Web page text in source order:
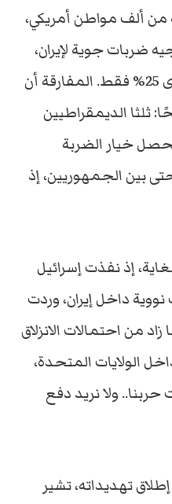
من ألف مواطن أمريكي،
توجيه ضربات جوية لإيران،
بينما لم يؤيد التصعيد سوى 25% فقط. المفارقة أن
ثلثا الديمقراطيين
خيار الضربة
بين الجمهوريين، إذ
إذ نفذت إسرائيل
داخل إيران، وردت
من احتمالات الانزلاق
الولايات المتحدة،
ولا نريد دفع
تهديداته، تشير